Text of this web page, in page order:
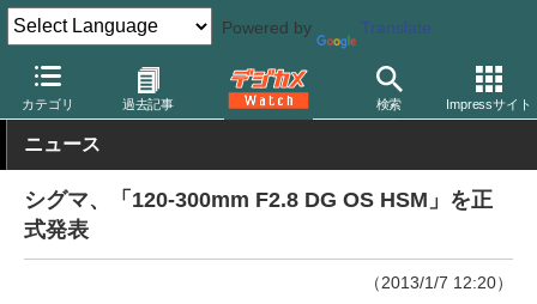
Powered by Translate
カテゴリ 過去記事 検索 Impressサイト
デジカメ Watch レンズ 交換レンズ シグマ
ニュース
シグマ、「120-300mm F2.8 DG OS HSM」を正
式発表
（2013/1/7 12:20）